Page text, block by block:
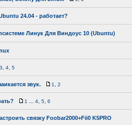
24.04 - работает?
Линук Для Виндоус 10 (Ubuntu)
3 4 5
звук. 1 2
1 4 5 6
связку Foobar2000+Fii0 K5PRO